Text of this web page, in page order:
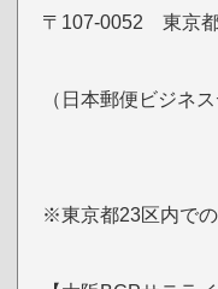
〒107-0052 東京
（日本郵便ビジネ
※東京都23区内で